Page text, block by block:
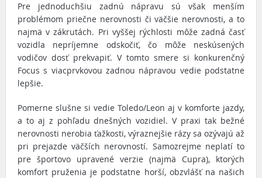
Pre jednoduchšiu zadnú nápravu sú však menším
problémom priečne nerovnosti či väčšie nerovnosti, a to
najmä v zákrutách. Pri vyššej rýchlosti môže zadná časť
vozidla nepríjemne odskočiť, čo môže neskúsených
vodičov dosť prekvapiť. V tomto smere si konkurenčný
Focus s viacprvkovou zadnou nápravou vedie podstatne
lepšie.
Pomerne slušne si vedie Toledo/Leon aj v komforte jazdy,
a to aj z pohľadu dnešných vozidiel. V praxi tak bežné
nerovnosti nerobia ťažkosti, výraznejšie rázy sa ozývajú až
pri prejazde väčších nerovností. Samozrejme neplatí to
pre športovo upravené verzie (najmä Cupra), ktorých
komfort pruženia je podstatne horší, obzvlášť na našich